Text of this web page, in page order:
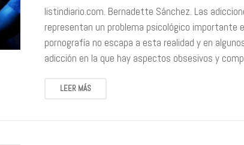
listindiario.com. Bernadette Sánchez. Las
representan un problema psicológico importante
pornografía no escapa a esta realidad y en
adicción en la que hay aspectos obsesivos y
LEER MÁS